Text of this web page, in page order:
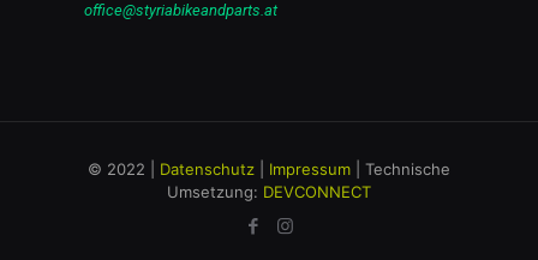
office@styriabikeandparts.at
© 2022 | Datenschutz Impressum | Technische
Umsetzung: DEVCONNECT